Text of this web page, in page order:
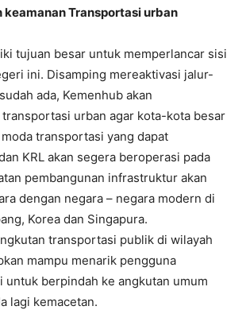
keamanan Transportasi urban
tujuan besar untuk memperlancar sisi
ini. Disamping mereaktivasi jalur-
ada, Kemenhub akan
urban agar kota-kota besar
transportasi yang dapat
KRL akan segera beroperasi pada
pembangunan infrastruktur akan
dengan negara – negara modern di
Korea dan Singapura.
transportasi publik di wilayah
mampu menarik pengguna
untuk berpindah ke angkutan umum
lagi kemacetan.